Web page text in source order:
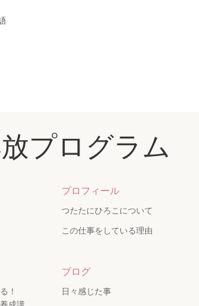
プログラム
プロフィール
つたたにひろこについて
この仕事をしている理由
！
ブログ
日々感じた事